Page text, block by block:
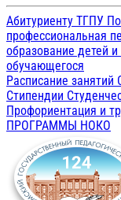
Абитуриенту ТГПУ
профессиональная
образование детей
обучающегося
Расписание занятий
Стипендии
Профориентация и
ПРОГРАММЫ НОКО